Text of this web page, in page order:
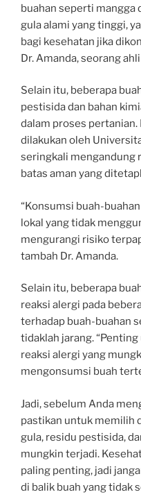
buahan seperti mangga
gula alami yang tinggi,
bagi kesehatan jika
Dr. Amanda, seorang
Selain itu, beberapa
pestisida dan bahan
dalam proses
dilakukan oleh
seringkali mengandung
batas aman yang
“Konsumsi buah-
lokal yang tidak
mengurangi risiko
tambah Dr. Amanda.
Selain itu, beberapa
reaksi alergi pada
terhadap buah-buahan
tidaklah jarang.
reaksi alergi yang
mengonsumsi buah
Jadi, sebelum Anda
pastikan untuk memilih
gula, residu pestisida,
mungkin terjadi.
paling penting, jadi
di balik buah yang tidak